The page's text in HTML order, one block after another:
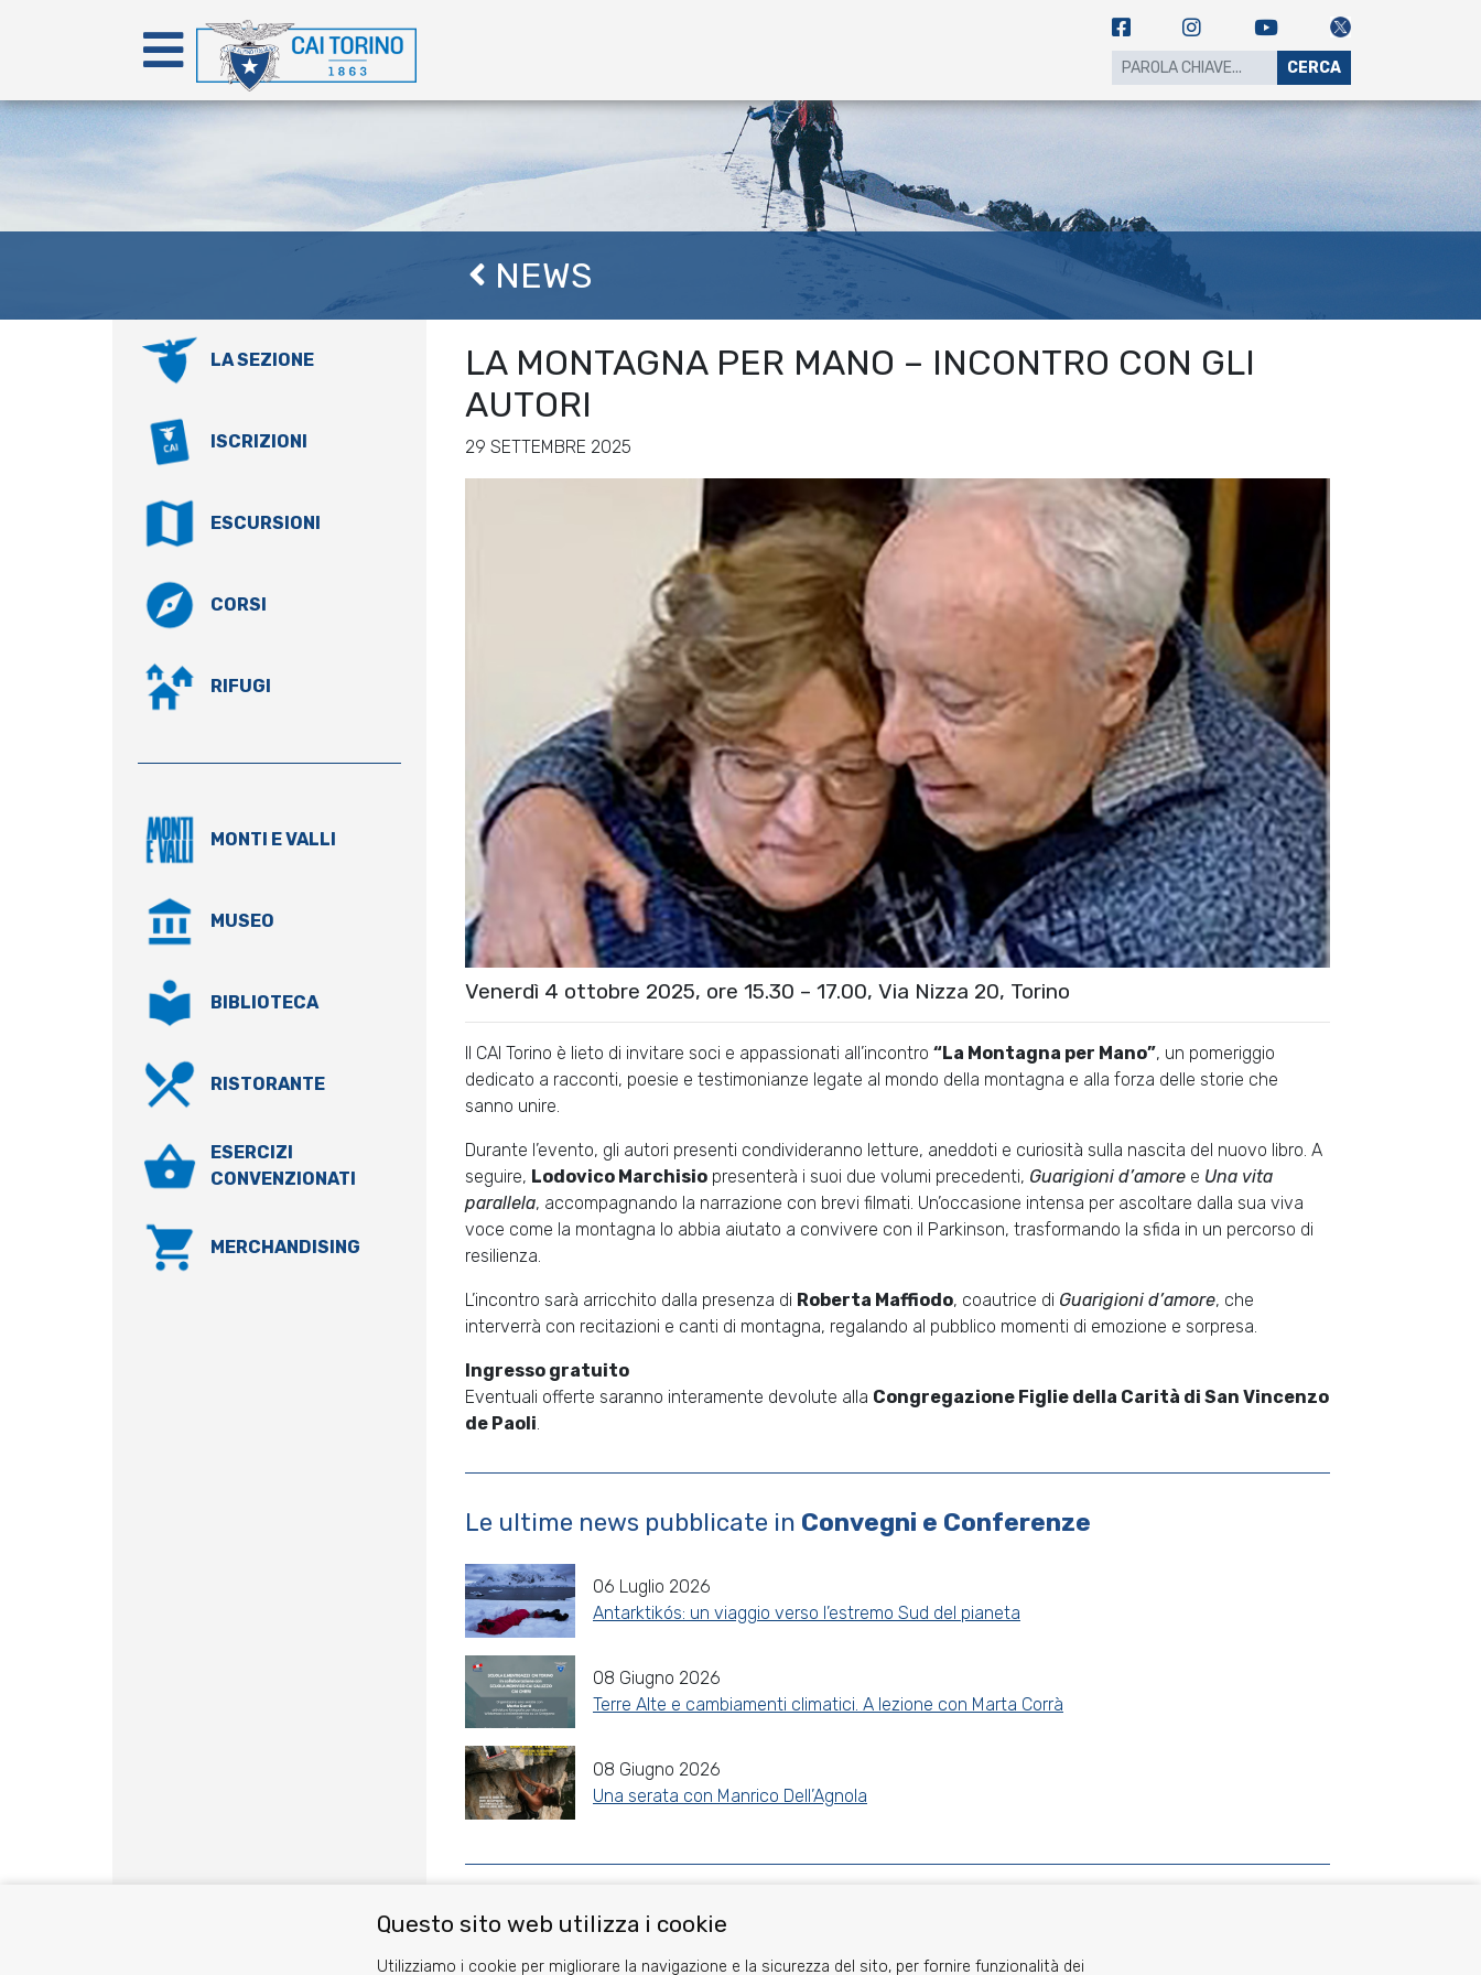
CERCA
NEWS
LA SEZIONE
ISCRIZIONI
ESCURSIONI
CORSI
RIFUGI
MONTI E VALLI
MUSEO
BIBLIOTECA
RISTORANTE
ESERCIZI
CONVENZIONATI
MERCHANDISING
LA MONTAGNA PER MANO – INCONTRO CON GLI
AUTORI
29 SETTEMBRE 2025
Venerdì 4 ottobre 2025, ore 15.30 – 17.00, Via Nizza 20, Torino
Il CAI Torino è lieto di invitare soci e appassionati all’incontro “La Montagna per Mano”, un pomeriggio
dedicato a racconti, poesie e testimonianze legate al mondo della montagna e alla forza delle storie che
sanno unire.
Durante l’evento, gli autori presenti condivideranno letture, aneddoti e curiosità sulla nascita del nuovo libro. A
seguire, Lodovico Marchisio presenterà i suoi due volumi precedenti, Guarigioni d’amore e Una vita
parallela, accompagnando la narrazione con brevi filmati. Un’occasione intensa per ascoltare dalla sua viva
voce come la montagna lo abbia aiutato a convivere con il Parkinson, trasformando la sfida in un percorso di
resilienza.
L’incontro sarà arricchito dalla presenza di Roberta Maffiodo, coautrice di Guarigioni d’amore, che
interverrà con recitazioni e canti di montagna, regalando al pubblico momenti di emozione e sorpresa.
Ingresso gratuito
Eventuali offerte saranno interamente devolute alla Congregazione Figlie della Carità di San Vincenzo
de Paoli.
Le ultime news pubblicate in Convegni e Conferenze
06 Luglio 2026
Antarktikós: un viaggio verso l’estremo Sud del pianeta
08 Giugno 2026
Terre Alte e cambiamenti climatici. A lezione con Marta Corrà
08 Giugno 2026
Una serata con Manrico Dell’Agnola
Questo sito web utilizza i cookie
Utilizziamo i cookie per migliorare la navigazione e la sicurezza del sito, per fornire funzionalità dei